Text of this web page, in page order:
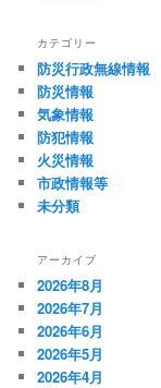
カテゴリー
防災行政無線情報
防災情報
気象情報
防犯情報
火災情報
市政情報等
未分類
アーカイブ
2026年8月
2026年7月
2026年6月
2026年5月
2026年4月